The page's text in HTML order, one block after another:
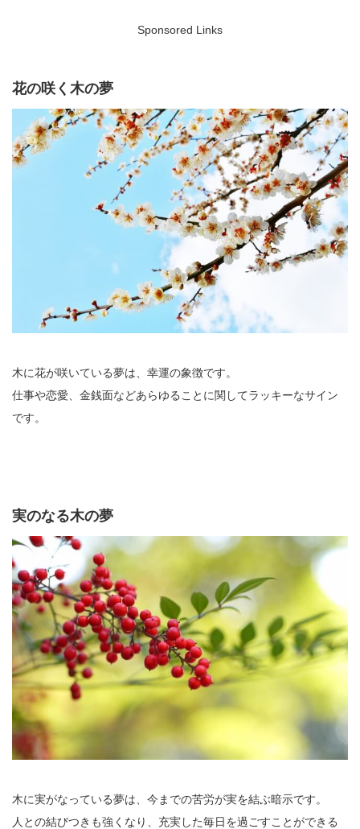
Sponsored Links
花の咲く木の夢
木に花が咲いている夢は、幸運の象徴です。
仕事や恋愛、金銭面などあらゆることに関してラッキーなサイン
です。
実のなる木の夢
木に実がなっている夢は、今までの苦労が実を結ぶ暗示です。
人との結びつきも強くなり、充実した毎日を過ごすことができる